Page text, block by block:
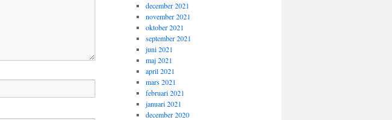
december 2021
november 2021
oktober 2021
september 2021
juni 2021
maj 2021
april 2021
mars 2021
februari 2021
januari 2021
december 2020